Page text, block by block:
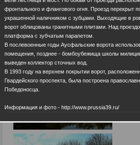
фронтального и флангового огня. Проезд перекрыт
украшенной наличником с зубцами. Выходящие в
ворот облицованы гранитными плитами. Над
платформа с зубчатым парапетом.
В послевоенные годы Аусфальские ворота
помещения, позднее - бомбоубежища школы
выведен коллектор сточных вод.
В 1993 году на верхнем покрытии ворот,
Гвардейского проспекта, была построена
Победоносца.
Информация и фото - http://www.prussia39.ru/